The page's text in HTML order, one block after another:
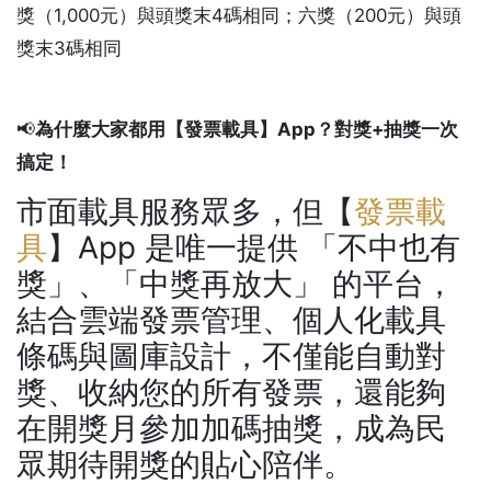
獎（1,000元）與頭獎末4碼相同；六獎（200元）與頭
獎末3碼相同
📢為什麼大家都用【發票載具】App？ 對獎+抽獎一次
搞定！
市面載具服務眾多，但【發票載
具】App 是唯一提供 「不中也有
獎」、「中獎再放大」 的平台，
結合雲端發票管理、個人化載具
條碼與圖庫設計，不僅能自動對
獎、收納您的所有發票，還能夠
在開獎月參加加碼抽獎，成為民
眾期待開獎的貼心陪伴。